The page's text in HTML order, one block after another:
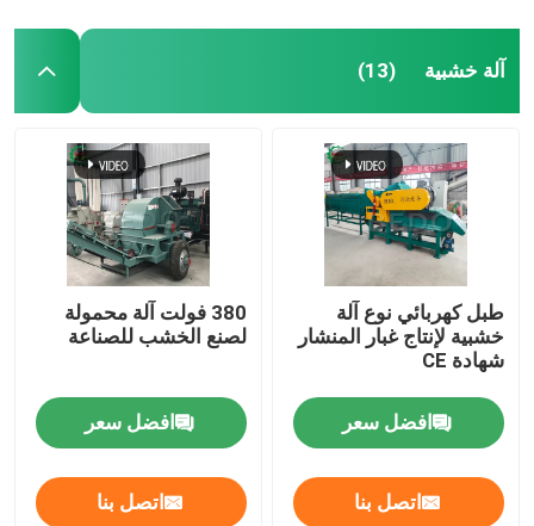
آلة خشبية (13)
طبل كهربائي نوع آلة
خشبية لإنتاج غبار المنشار
شهادة CE
افضل سعر
اتصل بنا
380 فولت آلة محمولة
لصنع الخشب للصناعة
افضل سعر
اتصل بنا